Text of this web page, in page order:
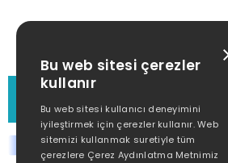
MÜŞTERİ HİZMETLERİ
(0212) 373 77 00
Bu web sitesi çerezler
kullanır
Bu web sitesi kullanıcı deneyimini
iyileştirmek için çerezler kullanır. Web
sitemizi kullanmak suretiyle tüm
çerezlere Çerez Aydınlatma Metnimiz